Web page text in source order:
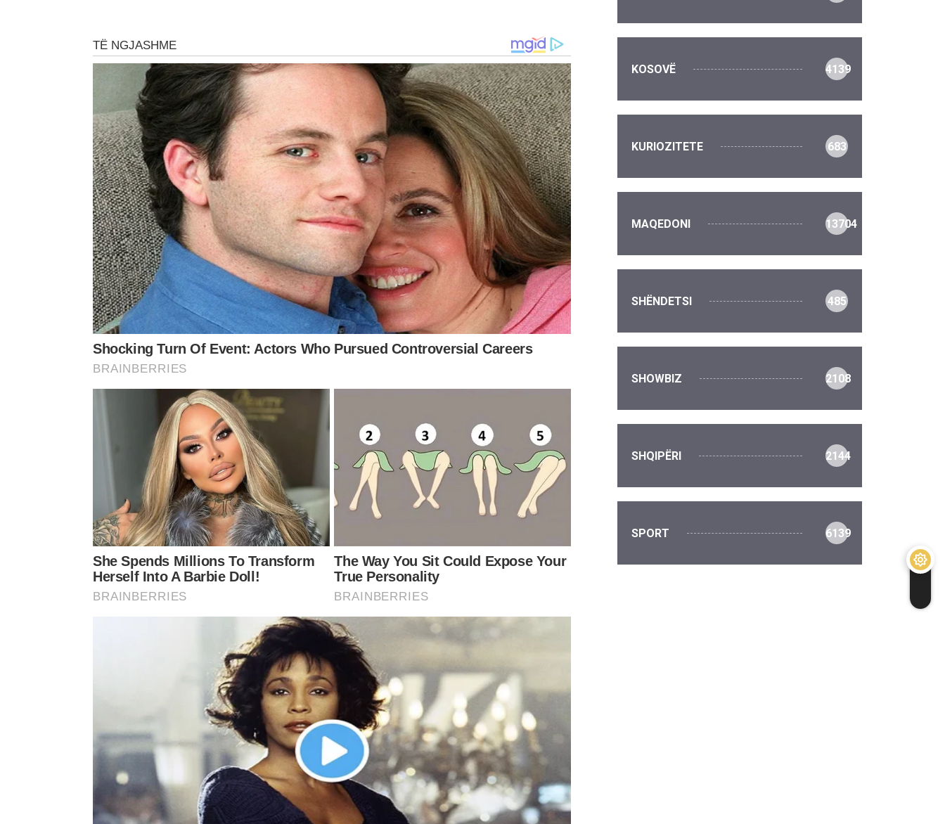
KOSOVË 4139
KURIOZITETE 683
MAQEDONI 13704
SHËNDETSI 485
SHOWBIZ 2108
SHQIPËRI 2144
SPORT 6139